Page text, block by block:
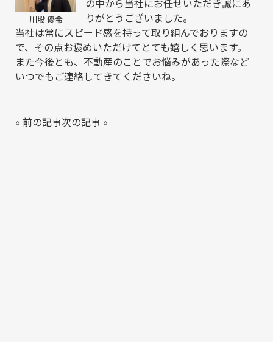
川股 優希
の中から当社にお任せいただき誠にあ
りがとうございました。
当社は常にスピード感を持って取り組んでおりますの
で、その点お褒めいただけてとても嬉しく思います。
また今後とも、不動産のことでお悩みがあった際など
いつでもご連絡してきてくださいね。
« 前の記事次の記事 »